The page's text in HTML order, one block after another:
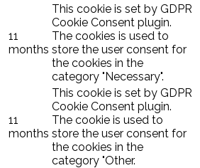
11
months
This cookie is set by GDPR
Cookie Consent plugin.
The cookies is used to
store the user consent for
the cookies in the
category "Necessary".
11
months
This cookie is set by GDPR
Cookie Consent plugin.
The cookie is used to
store the user consent for
the cookies in the
category "Other.